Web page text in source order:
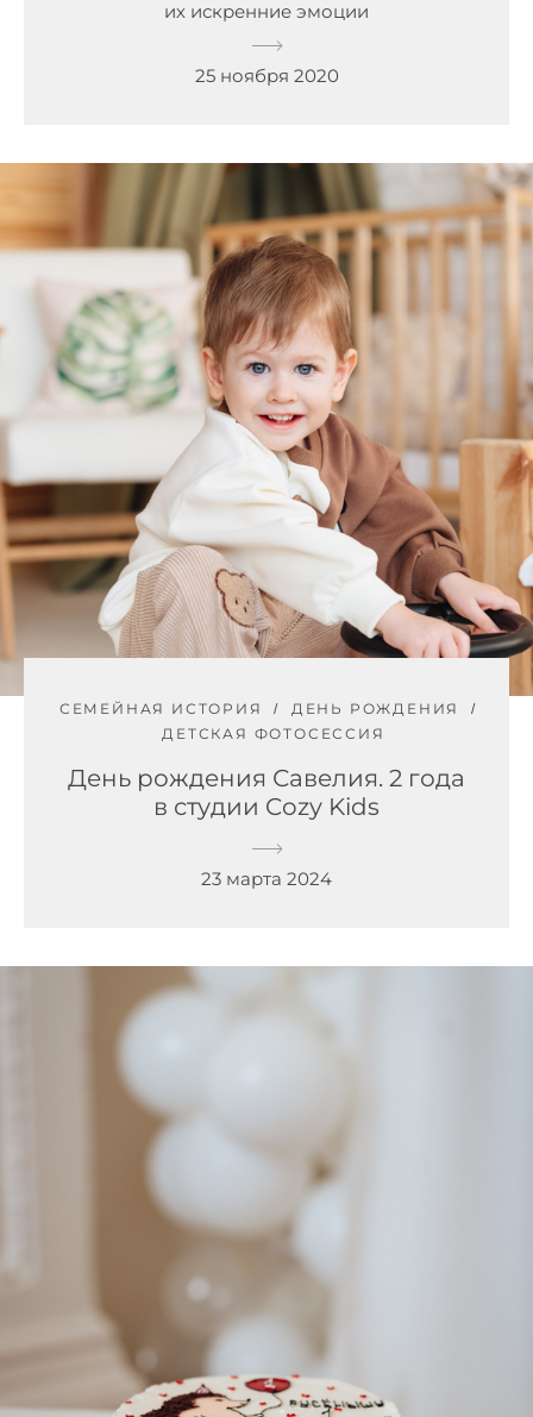
их искренние эмоции
25 ноября 2020
СЕМЕЙНАЯ ИСТОРИЯ
ДЕНЬ РОЖДЕНИЯ
ДЕТСКАЯ ФОТОСЕССИЯ
День рождения Савелия. 2 года
в студии Cozy Kids
23 марта 2024